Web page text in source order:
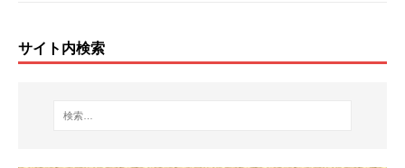
サイト内検索